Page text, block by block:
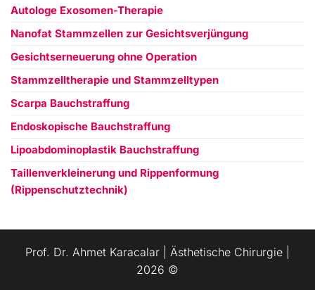
Autologe Exosomen-Therapie
Nanofat Stammzellen zur Gesichtsverjüngung
Gesichtserneuerung ohne Operation
Stammzelltherapie und Stammzelltypen
Scarpa Bauchstraffung
Endoskopische Bauchstraffung
Lipoabdominoplastik Bauchstraffung
Taillenverkleinerung und Rippenformung
(Rippenschutztechnik)
Prof. Dr. Ahmet Karacalar | Ästhetische Chirurgie |
2026 ©️